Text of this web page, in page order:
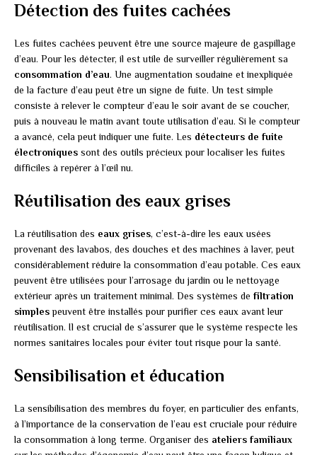
Détection des fuites cachées
Les fuites cachées peuvent être une source majeure de gaspillage
d’eau. Pour les détecter, il est utile de surveiller régulièrement sa
consommation d’eau. Une augmentation soudaine et inexpliquée
de la facture d’eau peut être un signe de fuite. Un test simple
consiste à relever le compteur d’eau le soir avant de se coucher,
puis à nouveau le matin avant toute utilisation d’eau. Si le compteur
a avancé, cela peut indiquer une fuite. Les détecteurs de fuite
électroniques sont des outils précieux pour localiser les fuites
difficiles à repérer à l’œil nu.
Réutilisation des eaux grises
La réutilisation des eaux grises, c’est-à-dire les eaux usées
provenant des lavabos, des douches et des machines à laver, peut
considérablement réduire la consommation d’eau potable. Ces eaux
peuvent être utilisées pour l’arrosage du jardin ou le nettoyage
extérieur après un traitement minimal. Des systèmes de filtration
simplespeuvent être installés pour purifier ces eaux avant leur
réutilisation. Il est crucial de s’assurer que le système respecte les
normes sanitaires locales pour éviter tout risque pour la santé.
Sensibilisation et éducation
La sensibilisation des membres du foyer, en particulier des enfants,
à l’importance de la conservation de l’eau est cruciale pour réduire
la consommation à long terme. Organiser des ateliers familiaux